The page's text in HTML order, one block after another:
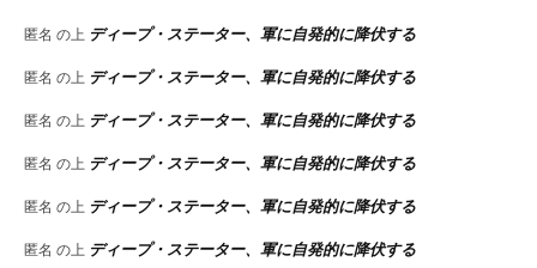
匿名 の上 ディープ・ステーター、軍に自発的に降伏する
匿名 の上 ディープ・ステーター、軍に自発的に降伏する
匿名 の上 ディープ・ステーター、軍に自発的に降伏する
匿名 の上 ディープ・ステーター、軍に自発的に降伏する
匿名 の上 ディープ・ステーター、軍に自発的に降伏する
匿名 の上 ディープ・ステーター、軍に自発的に降伏する